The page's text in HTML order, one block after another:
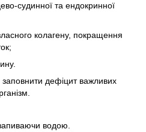
та ендокринної
колагену, покращення
дефіцит важливих
водою.